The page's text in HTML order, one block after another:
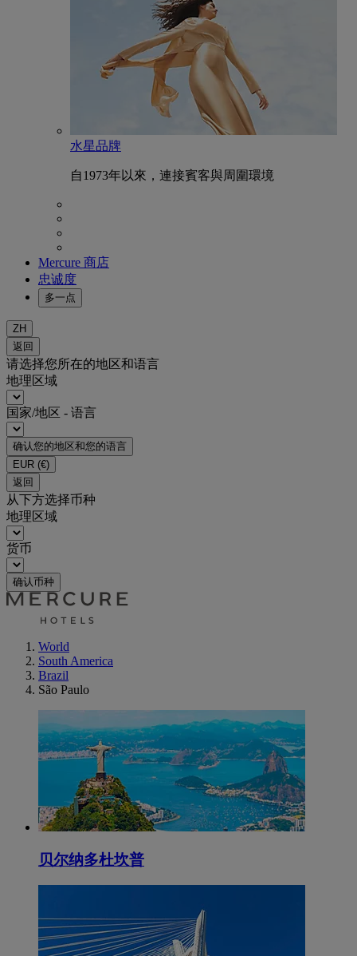
水星品牌
自1973年以來，連接賓客與周圍環境
Mercure 商店
忠诚度
多一点
ZH
返回
请选择您所在的地区和语言
地理区域
国家/地区 - 语言
确认您的地区和您的语言
EUR (€)
返回
从下方选择币种
地理区域
货币
确认币种
World
South America
Brazil
São Paulo
贝尔纳多杜坎普